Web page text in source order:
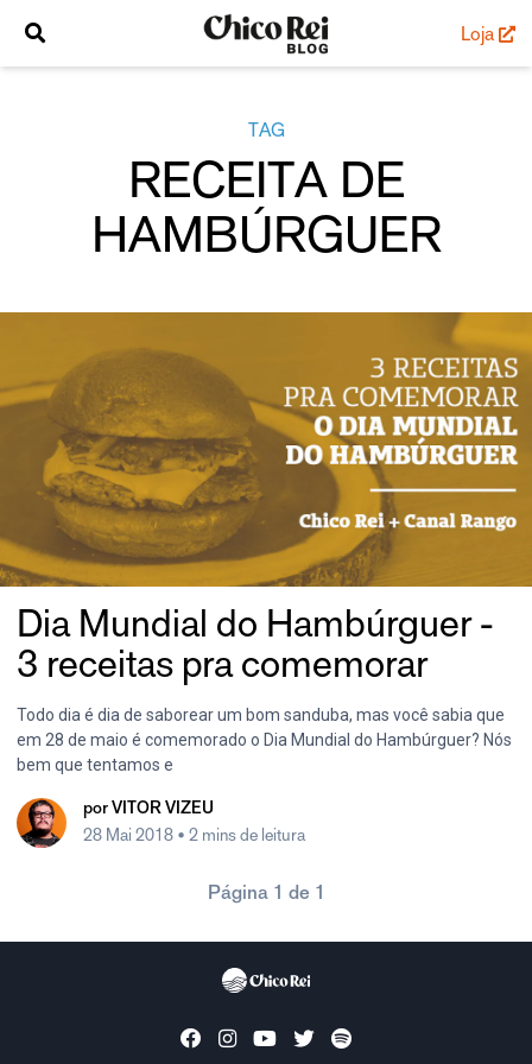
Loja
TAG
RECEITA DE
HAMBÚRGUER
Dia Mundial do Hambúrguer -
3 receitas pra comemorar
Todo dia é dia de saborear um bom sanduba, mas você sabia que
em 28 de maio é comemorado o Dia Mundial do Hambúrguer? Nós
bem que tentamos e
por VITOR VIZEU
28 Mai 2018 • 2 mins de leitura
Página 1 de 1